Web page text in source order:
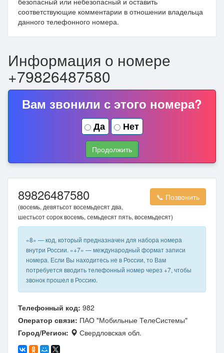
соответствующие комментарии в отношении владельца
данного телефонного номера.
Информация о номере
+79826487580
Вам звонили с этого номера?
Да Нет
Продолжить
89826487580 📞 Позвонить
(восемь, девятьсот восемьдесят два,
шестьсот сорок восемь, семьдесят пять, восемьдесят)
«8» — код, который предназначен для набора номера
внутри России. «+7» — международный формат записи
номера. Если Вы находитесь не в России, то Вам
потребуется вводить телефонный номер через +7, чтобы
звонок прошел в Россию.
Телефонный код: 982
Оператор связи: ПАО "Мобильные ТелеСистемы"
Город/Регион:
Свердловская обл.